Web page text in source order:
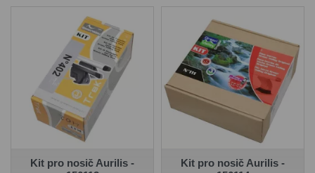
Kit pro nosič Aurilis -
Kit pro nosič Aurilis -